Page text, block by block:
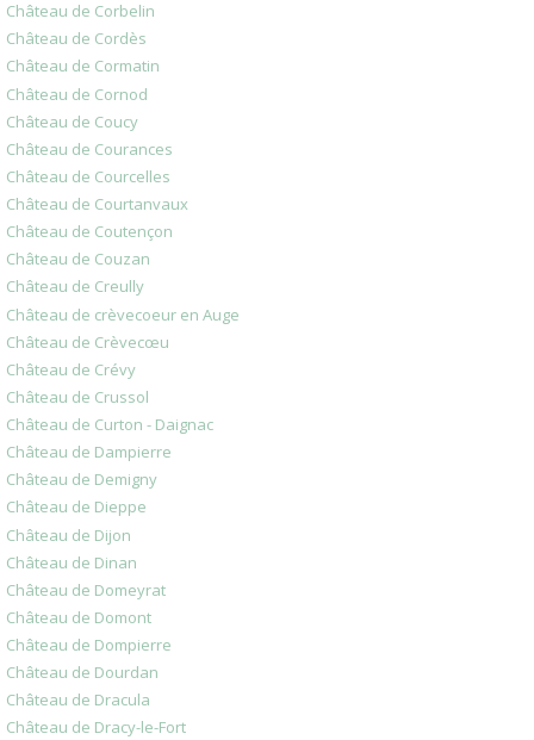
Château de Corbelin
Château de Cordès
Château de Cormatin
Château de Cornod
Château de Coucy
Château de Courances
Château de Courcelles
Château de Courtanvaux
Château de Coutençon
Château de Couzan
Château de Creully
Château de crèvecoeur en Auge
Château de Crèvecœu
Château de Crévy
Château de Crussol
Château de Curton - Daignac
Château de Dampierre
Château de Demigny
Château de Dieppe
Château de Dijon
Château de Dinan
Château de Domeyrat
Château de Domont
Château de Dompierre
Château de Dourdan
Château de Dracula
Château de Dracy-le-Fort